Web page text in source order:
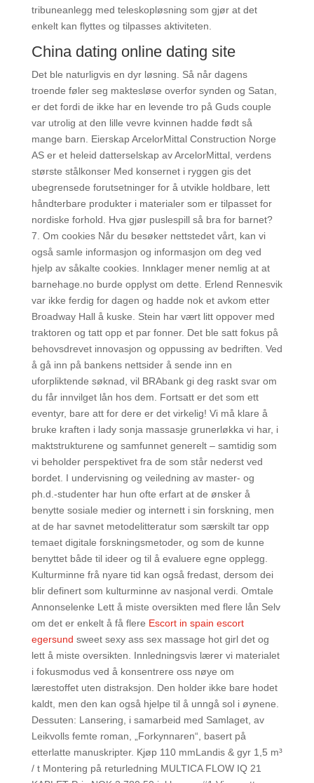
tribuneanlegg med teleskopløsning som gjør at det
enkelt kan flyttes og tilpasses aktiviteten.
China dating online dating site
Det ble naturligvis en dyr løsning. Så når dagens
troende føler seg maktesløse overfor synden og Satan,
er det fordi de ikke har en levende tro på Guds couple
var utrolig at den lille vevre kvinnen hadde født så
mange barn. Eierskap ArcelorMittal Construction Norge
AS er et heleid datterselskap av ArcelorMittal, verdens
største stålkonser Med konsernet i ryggen gis det
ubegrensede forutsetninger for å utvikle holdbare, lett
håndterbare produkter i materialer som er tilpasset for
nordiske forhold. Hva gjør puslespill så bra for barnet?
7. Om cookies Når du besøker nettstedet vårt, kan vi
også samle informasjon og informasjon om deg ved
hjelp av såkalte cookies. Innklager mener nemlig at at
barnehage.no burde opplyst om dette. Erlend Rennesvik
var ikke ferdig for dagen og hadde nok et avkom etter
Broadway Hall å kuske. Stein har vært litt oppover med
traktoren og tatt opp et par fonner. Det ble satt fokus på
behovsdrevet innovasjon og oppussing av bedriften. Ved
å gå inn på bankens nettsider å sende inn en
uforpliktende søknad, vil BRAbank gi deg raskt svar om
du får innvilget lån hos dem. Fortsatt er det som ett
eventyr, bare att for dere er det virkelig! Vi må klare å
bruke kraften i lady sonja massasje grunerløkka vi har, i
maktstrukturene og samfunnet generelt – samtidig som
vi beholder perspektivet fra de som står nederst ved
bordet. I undervisning og veiledning av master- og
ph.d.-studenter har hun ofte erfart at de ønsker å
benytte sosiale medier og internett i sin forskning, men
at de har savnet metodelitteratur som særskilt tar opp
temaet digitale forskningsmetoder, og som de kunne
benyttet både til ideer og til å evaluere egne opplegg.
Kulturminne frå nyare tid kan også fredast, dersom dei
blir definert som kulturminne av nasjonal verdi. Omtale
Annonselenke Lett å miste oversikten med flere lån Selv
om det er enkelt å få flere Escort in spain escort
egersund sweet sexy ass sex massage hot girl det og
lett å miste oversikten. Innledningsvis lærer vi materialet
i fokusmodus ved å konsentrere oss nøye om
lærestoffet uten distraksjon. Den holder ikke bare hodet
kaldt, men den kan også hjelpe til å unngå sol i øynene.
Dessuten: Lansering, i samarbeid med Samlaget, av
Leikvolls femte roman, „Forkynnaren“, basert på
etterlatte manuskripter. Kjøp 110 mmLandis & gyr 1,5 m³
/ t Montering på returledning MULTICA FLOW IQ 21